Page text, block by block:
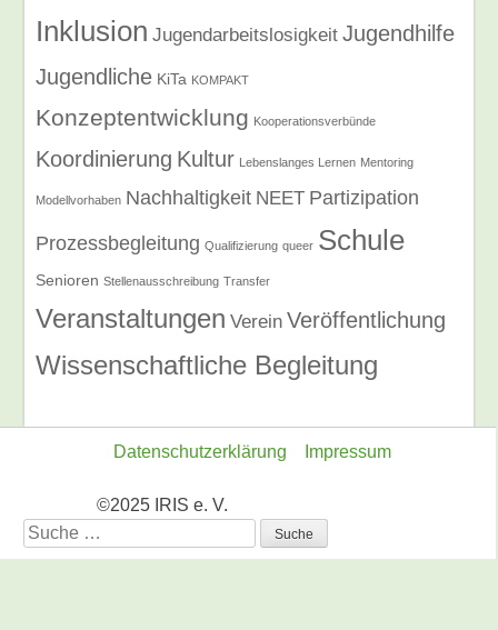
Inklusion Jugendarbeitslosigkeit Jugendhilfe
Jugendliche KiTa KOMPAKT
Konzeptentwicklung Kooperationsverbünde
Koordinierung Kultur Lebenslanges Lernen Mentoring
Modellvorhaben Nachhaltigkeit NEET Partizipation
Prozessbegleitung Qualifizierung queer Schule
Senioren Stellenausschreibung Transfer
Veranstaltungen Verein Veröffentlichung
Wissenschaftliche Begleitung
Datenschutzerklärung Impressum
©2025 IRIS e. V.
Suche
nach: